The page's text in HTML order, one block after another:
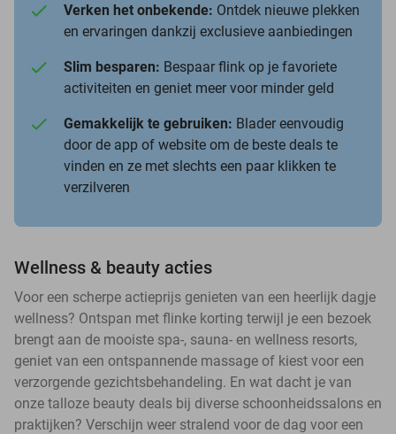
Verken het onbekende: Ontdek nieuwe plekken
en ervaringen dankzij exclusieve aanbiedingen
Slim besparen: Bespaar flink op je favoriete
activiteiten en geniet meer voor minder geld
Gemakkelijk te gebruiken: Blader eenvoudig
door de app of website om de beste deals te
vinden en ze met slechts een paar klikken te
verzilveren
Wellness & beauty acties
Voor een scherpe actieprijs genieten van een heerlijk dagje
wellness? Ontspan met flinke korting terwijl je een bezoek
brengt aan de mooiste spa-, sauna- en wellness resorts,
geniet van een ontspannende massage of kiest voor een
verzorgende gezichtsbehandeling. En wat dacht je van
onze talloze beauty deals bij diverse schoonheidssalons en
praktijken? Verschijn weer stralend voor de dag voor een